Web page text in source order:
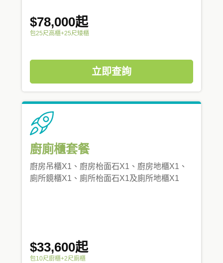
$78,000起
包25尺高櫃+25尺矮櫃
立即查詢
廚廁櫃套餐
廚房吊櫃X1、廚房枱面石X1、廚房地櫃X1、
廁所鏡櫃X1、廁所枱面石X1及廁所地櫃X1
$33,600起
包10尺廚櫃+2尺廁櫃